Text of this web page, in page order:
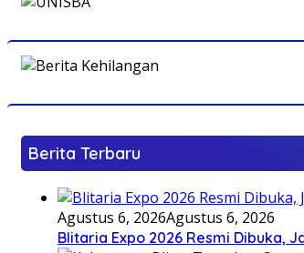
Berita Terbaru
Agustus 6, 2026Agustus 6, 2026
Blitaria Expo 2026 Resmi Dibuka,